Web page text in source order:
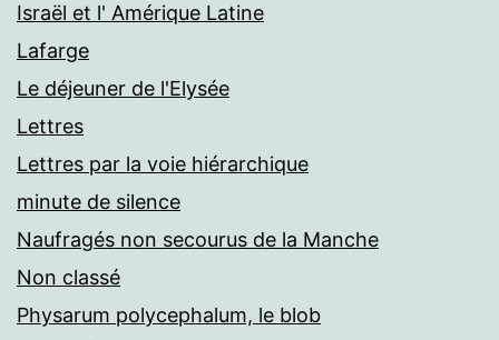
Israël et l' Amérique Latine
Lafarge
Le déjeuner de l'Elysée
Lettres
Lettres par la voie hiérarchique
minute de silence
Naufragés non secourus de la Manche
Non classé
Physarum polycephalum, le blob